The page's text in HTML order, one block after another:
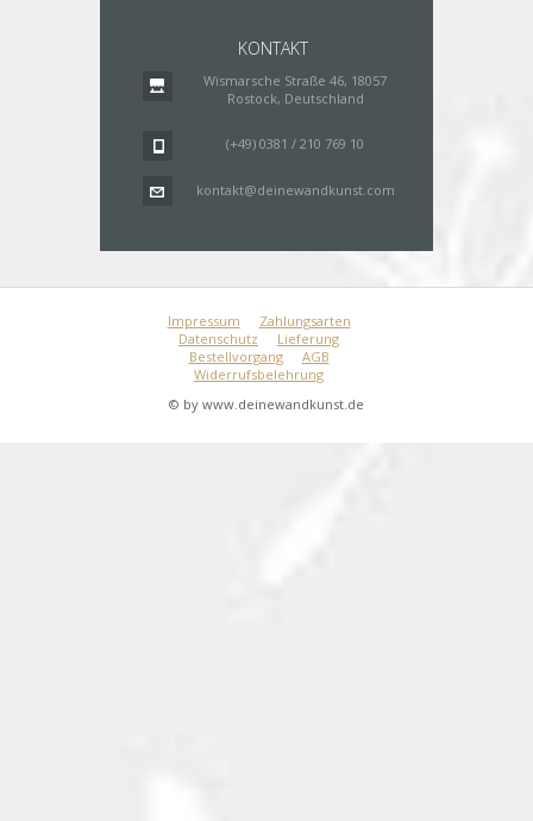
KONTAKT
Wismarsche Straße 46, 18057
Rostock, Deutschland
(+49) 0381 / 210 769 10
kontakt@deinewandkunst.com
Impressum
Zahlungsarten
Datenschutz
Lieferung
Bestellvorgang
AGB
Widerrufsbelehrung
© by www.deinewandkunst.de